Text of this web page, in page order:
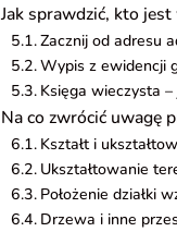
Jak sprawdzić, kto jest
Zacznij od adresu
Wypis z ewidencji
Księga wieczysta
Na co zwrócić uwagę
Kształt i
Ukształtowanie
Położenie działki
Drzewa i inne